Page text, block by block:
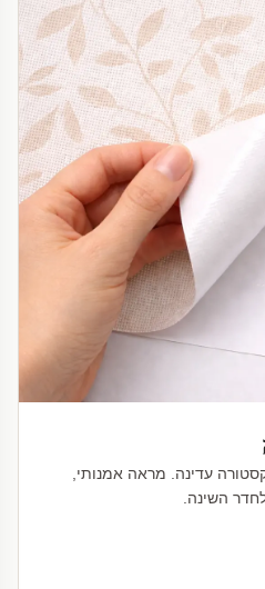
עדינה. מראה אמנותי,
השינה.